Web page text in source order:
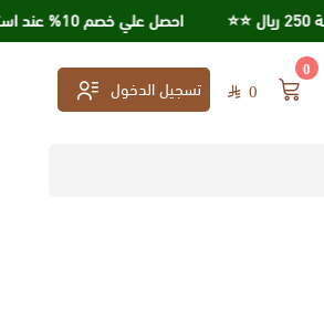
احصل علي خصم 10% عند استخدامك كود خصم KSA95
0
0 تسجيل الدخول